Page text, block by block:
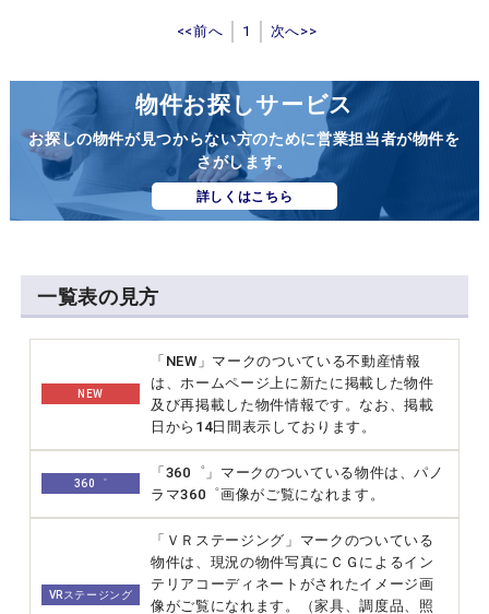
<<前へ 1 次へ>>
物件お探しサービス
お探しの物件が見つからない方のために営業担当者が物件を
さがします。
詳しくはこちら
一覧表の見方
NEW
「NEW」マークのついている不動産情報
は、ホームページ上に新たに掲載した物件
及び再掲載した物件情報です。なお、掲載
日から14日間表示しております。
360゜
「360゜」マークのついている物件は、パノ
ラマ360゜画像がご覧になれます。
VRステージング
「ＶＲステージング」マークのついている
物件は、現況の物件写真にＣＧによるイン
テリアコーディネートがされたイメージ画
像がご覧になれます。（家具、調度品、照